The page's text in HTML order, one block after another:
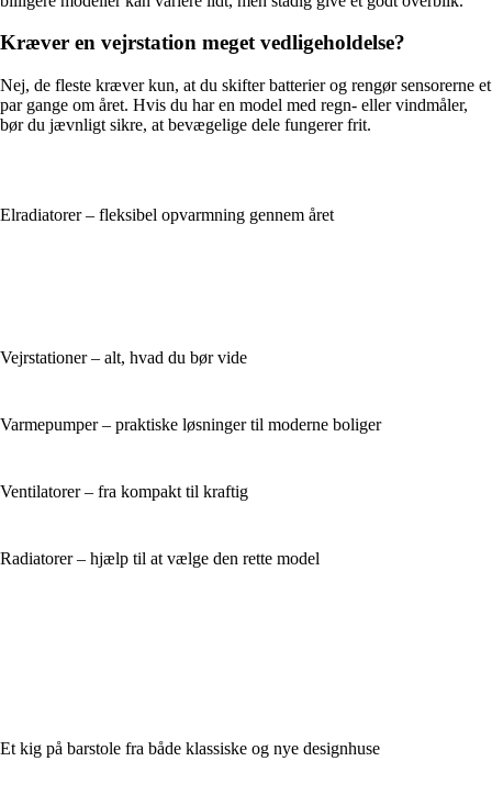
Kræver en vejrstation meget vedligeholdelse?
Nej, de fleste kræver kun, at du skifter batterier og rengør sensorerne et
par gange om året. Hvis du har en model med regn- eller vindmåler,
bør du jævnligt sikre, at bevægelige dele fungerer frit.
Elradiatorer – fleksibel opvarmning gennem året
Vejrstationer – alt, hvad du bør vide
Varmepumper – praktiske løsninger til moderne boliger
Ventilatorer – fra kompakt til kraftig
Radiatorer – hjælp til at vælge den rette model
Et kig på barstole fra både klassiske og nye designhuse